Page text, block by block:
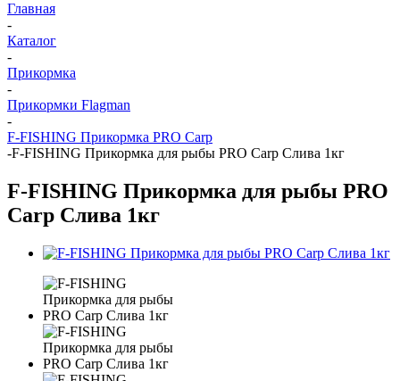
Главная
-
Каталог
-
Прикормка
-
Прикормки Flagman
-
F-FISHING Прикормка PRO Carp
-F-FISHING Прикормка для рыбы PRO Carp Слива 1кг
F-FISHING Прикормка для рыбы PRO
Carp Слива 1кг